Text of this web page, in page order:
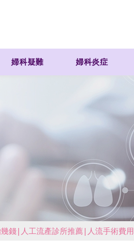
婦科疑難 婦科炎症
錢|人工流產診所推薦|人流手術費用